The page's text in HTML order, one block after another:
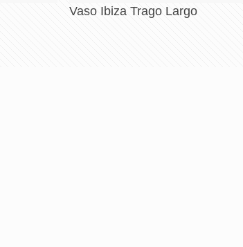
Vaso Ibiza Trago Largo